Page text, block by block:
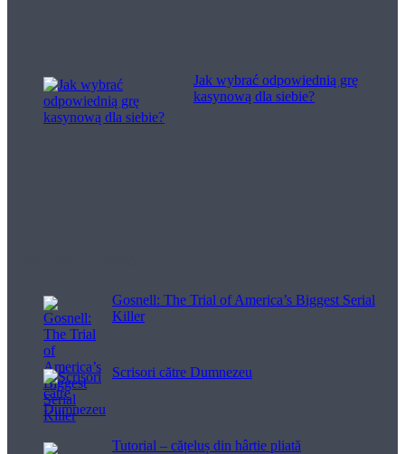
Jak wybrać odpowiednią grę
kasynową dla siebie?
Gosnell: The Trial of America’s Biggest Serial
Killer
Scrisori către Dumnezeu
Tutorial – cățeluș din hârtie pliată